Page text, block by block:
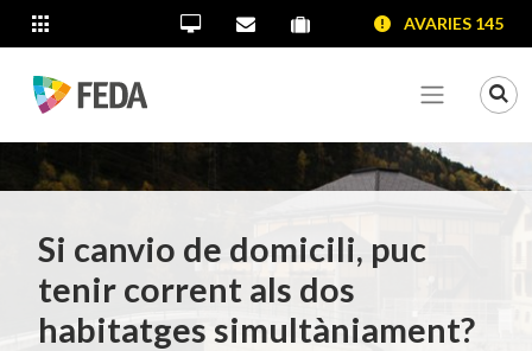
SALTAR AL CONTINGUT
SALTAR A LA NAVEGACIÓ
SALTAR A LA INFORMACIÓ DE CONTACTE
ALTRES LLOCS WEBOficina Virtual
Contacta'nsPortal proveïdors
Portal de transparència
AVARIES 145
Veure
Si canvio de domicili, puc
tenir corrent als dos
habitatges simultàniament?